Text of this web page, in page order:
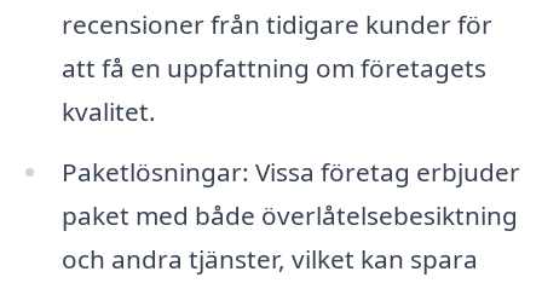
recensioner från tidigare kunder för
att få en uppfattning om företagets
kvalitet.
Paketlösningar: Vissa företag erbjuder
paket med både överlåtelsebesiktning
och andra tjänster, vilket kan spara